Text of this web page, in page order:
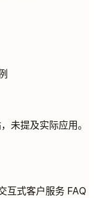
未提及实际应用。
互式客户服务 FAQ